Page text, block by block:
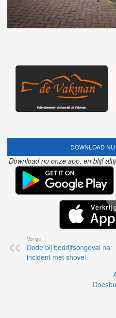
DOWNLOAD
Download nu onze app, en blijf
Vorige
Dode bij bedrijfsongeval na
incident met shovel